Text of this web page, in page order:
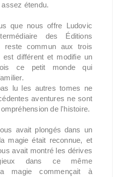
étendu.
que nous offre Ludovic
des Éditions
commun aux trois
est différent et modifie un
ce petit monde qui
lu les autres tomes ne
aventures ne sont
de l'histoire.
avait plongés dans un
magie était reconnue, et
avait montré les dérives
dans ce même
magie commençait à